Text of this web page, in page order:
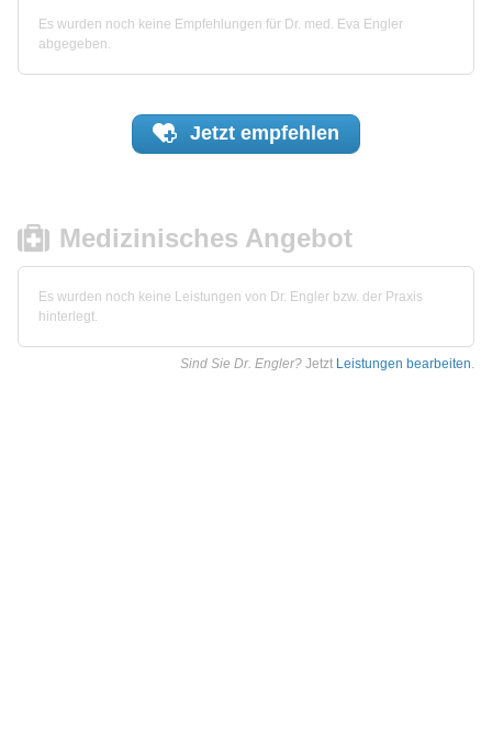
Es wurden noch keine Empfehlungen für Dr. med. Eva Engler
abgegeben.
Jetzt empfehlen
Medizinisches Angebot
Es wurden noch keine Leistungen von Dr. Engler bzw. der Praxis
hinterlegt.
Sind Sie Dr. Engler? Jetzt Leistungen bearbeiten.